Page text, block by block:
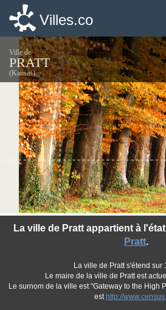
Villes.co
Ville de
PRATT
(Kansas)
La ville de Pratt appartient à l'état
Pratt.
La ville de Pratt s'étend sur
Le maire de la ville de Pratt est
Le surnom de la ville est "Gateway to the High
est http://
Villes.co